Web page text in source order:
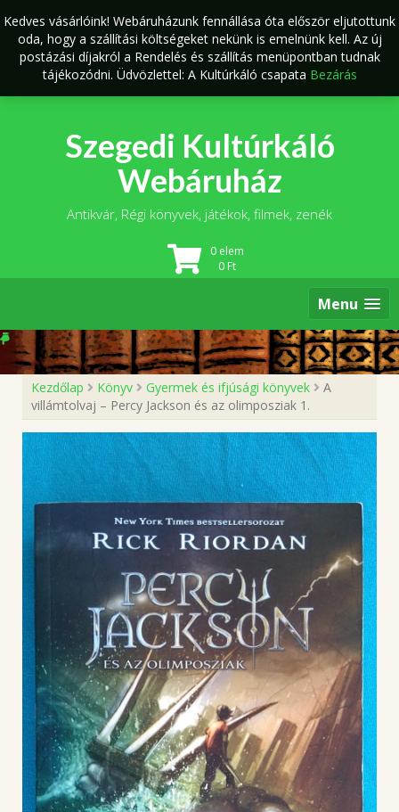
to
content
Szegedi Kultúrkáló
Webáruház
Antikvár, Régi könyvek, játékok, filmek, zenék
0 elem
0 Ft
Menu
Kezdőlap Könyv Gyermek és ifjúsági könyvek
A
villámtolvaj – Percy Jackson és az olimposziak 1.
Kedves vásárlóink! Webáruházunk fennállása óta először eljutottunk
oda, hogy a szállítási költségeket nekünk is emelnünk kell. Az új
postázási díjakról a Rendelés és szállítás menüpontban tudnak
tájékozódni. Üdvözlettel: A Kultúrkáló csapata Bezárás